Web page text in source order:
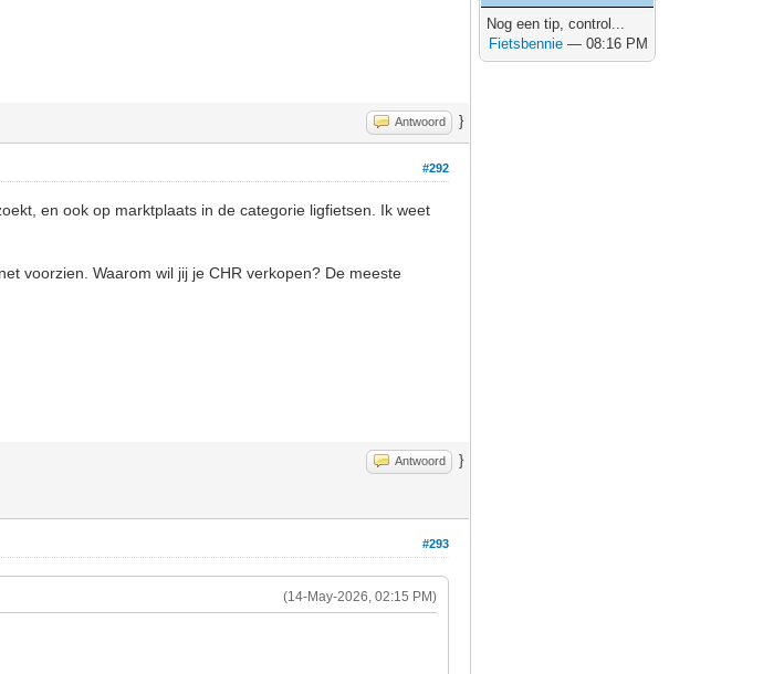
Antwoord }
#292
en ook op marktplaats in de categorie ligfietsen. Ik weet
voorzien. Waarom wil jij je CHR verkopen? De meeste
Antwoord }
#293
(14-May-2026, 02:15 PM)
Nog een tip, control...
Fietsbennie — 08:16 PM